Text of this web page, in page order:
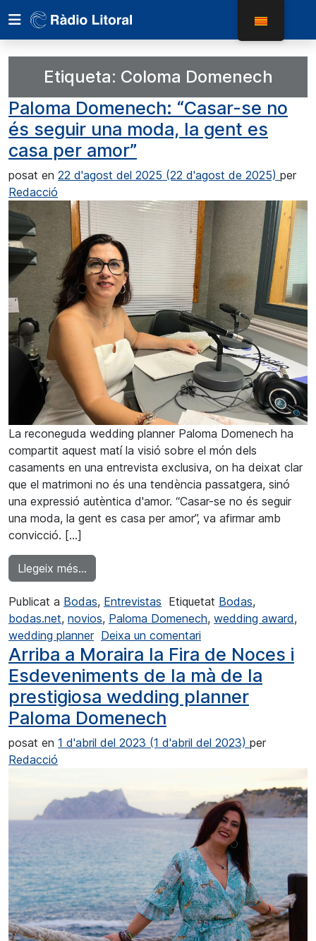
Etiqueta: Coloma Domenech
Paloma Domenech: “Casar-se no
és seguir una moda, la gent es
casa per amor”
posat en 22 d'agost del 2025 (22 d'agost de 2025) per
Redacció
La reconeguda wedding planner Paloma Domenech ha
compartit aquest matí la visió sobre el món dels
casaments en una entrevista exclusiva, on ha deixat clar
que el matrimoni no és una tendència passatgera, sinó
una expressió autèntica d'amor. “Casar-se no és seguir
una moda, la gent es casa per amor”, va afirmar amb
convicció. […]
Llegeix més…
Publicat a Bodas, Entrevistas Etiquetat Bodas,
bodas.net, novios, Paloma Domenech, wedding award,
wedding planner Deixa un comentari
Arriba a Moraira la Fira de Noces i
Esdeveniments de la mà de la
prestigiosa wedding planner
Paloma Domenech
posat en 1 d'abril del 2023 (1 d'abril del 2023) per
Redacció